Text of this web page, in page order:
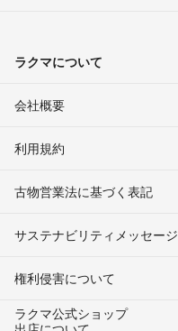
ラクマについて
会社概要
利用規約
古物営業法に基づく表記
サステナビリティメッセージ
権利侵害について
ラクマ公式ショップ